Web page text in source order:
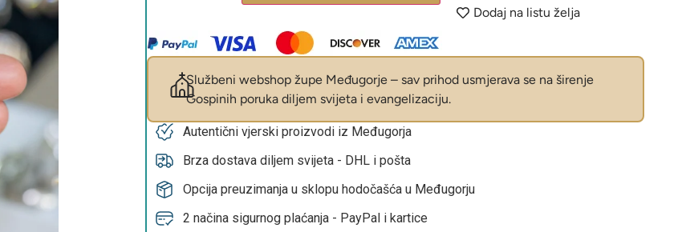
Dodaj na listu želja
Službeni webshop župe Međugorje – sav prihod usmjerava se na širenje
Gospinih poruka diljem svijeta i evangelizaciju.
Autentični vjerski proizvodi iz Međugorja
Brza dostava diljem svijeta - DHL i pošta
Opcija preuzimanja u sklopu hodočašća u Međugorju
2 načina sigurnog plaćanja - PayPal i kartice